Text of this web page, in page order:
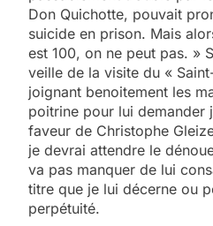
Don Quichotte, pouvait
suicide en prison. Mais
est 100, on ne peut pas. »
veille de la visite du «
joignant benoitement les
poitrine pour lui demander
faveur de Christophe
je devrai attendre le
va pas manquer de lui
titre que je lui décerne ou
perpétuité.